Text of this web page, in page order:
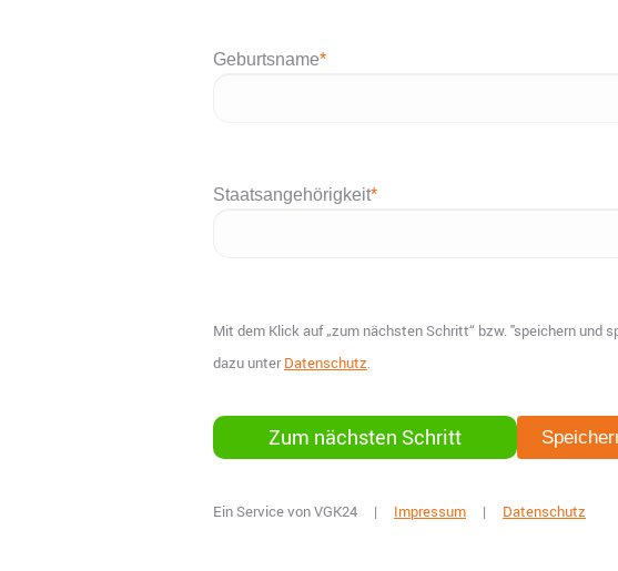
Geburtsname*
Staatsangehörigkeit*
Mit dem Klick auf „zum nächsten Schritt“ bzw. "speichern und
dazu unterDatenschutz
Ein Service von VGK24 | Impressum | Datenschutz